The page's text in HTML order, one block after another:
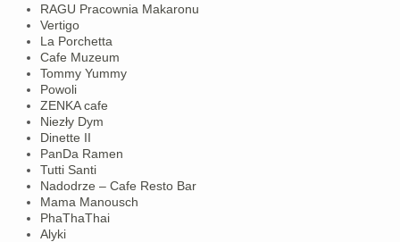
RAGU Pracownia Makaronu
Vertigo
La Porchetta
Cafe Muzeum
Tommy Yummy
Powoli
ZENKA cafe
Niezły Dym
Dinette II
PanDa Ramen
Tutti Santi
Nadodrze – Cafe Resto Bar
Mama Manousch
PhaThaThai
Alyki